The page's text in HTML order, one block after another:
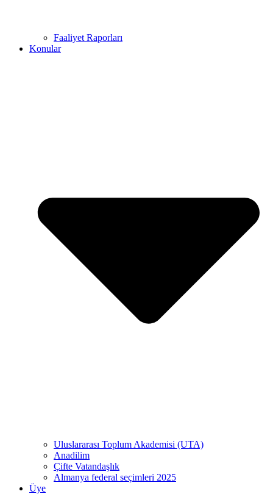
Faaliyet Raporları
Konular
Uluslararası Toplum Akademisi (UTA)
Anadilim
Çifte Vatandaşlık
Almanya federal seçimleri 2025
Üye